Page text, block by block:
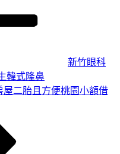
新竹眼科
韓式隆鼻
二胎且方便桃園小額借